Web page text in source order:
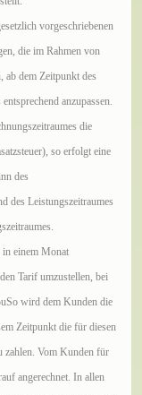
vorgeschriebenen
die im Rahmen von
ab dem Zeitpunkt des
anzupassen.
die
so erfolgt eine
des
des Leistungszeitraumes
in einem Monat
Tarif umzustellen, bei
wird dem Kunden die
Zeitpunkt die für diesen
zahlen. Vom Kunden für
angerechnet. In allen